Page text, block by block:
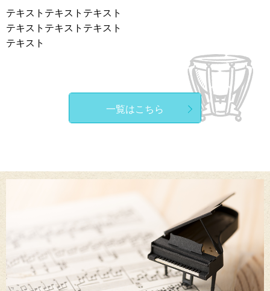
テキストテキストテキスト
テキストテキストテキスト
テキスト
一覧はこちら